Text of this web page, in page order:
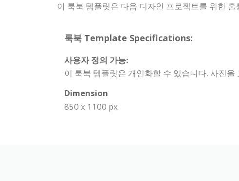
이 룩북 템플릿은 다음 디자인 프로젝트를 위한
룩북 Template Specifications:
사용자 정의 가능:
이 룩북 템플릿은 개인화할 수 있습니다. 사진
Dimension
850 x 1100 px